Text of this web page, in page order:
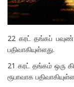
22 கரட் தங்கப் பவுண்
பதிவாகியுள்ளது.
21 கரட் தங்கம் ஒரு
ரூபாவாக